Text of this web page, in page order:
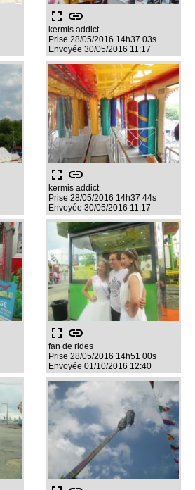
fullscreen link
kermis addict
Prise 28/05/2016 14h37 03s
Envoyée 30/05/2016 11:17
fullscreen link
kermis addict
Prise 28/05/2016 14h37 44s
Envoyée 30/05/2016 11:17
fullscreen link
fan de rides
Prise 28/05/2016 14h51 00s
Envoyée 01/10/2016 12:40